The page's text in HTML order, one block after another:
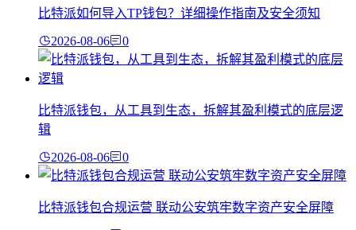
比特派如何导入TP钱包？详细操作指南及安全须知
2026-08-06 0
比特派钱包，从工具到生态，拆解其盈利模式的底层逻
辑
2026-08-06 0
比特派钱包合规运营 联动公安筑牢数字资产安全屏障